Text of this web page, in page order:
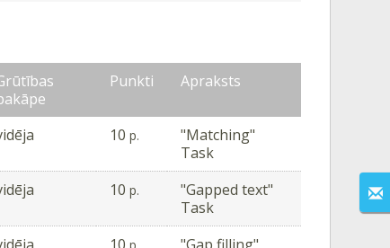
Punkti Apraksts
10 p.
"Matching"
Task
10 p.
"Gapped text"
Task
10 p.
"Gap filling"